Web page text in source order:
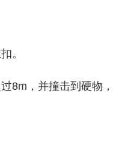
。
8m，并撞击到硬物